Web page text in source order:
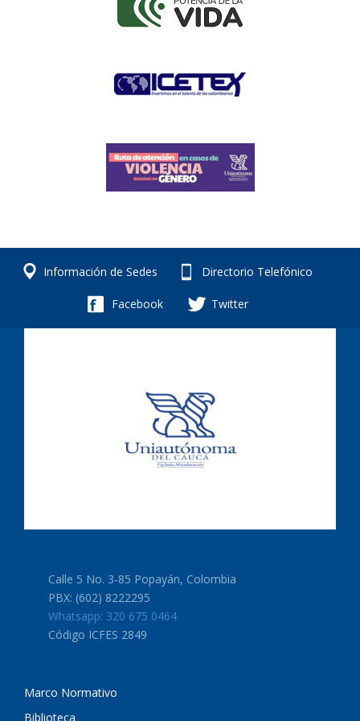
Información de Sedes Directorio Telefónico
Facebook Twitter
Calle 5 No. 3-85 Popayán, Colombia
PBX: (602) 8222295
Whatsapp: 320 675 0464
Código ICFES 2849
Marco Normativo
Biblioteca